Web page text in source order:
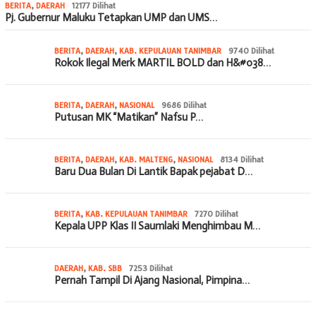
BERITA, DAERAH 12177 Dilihat
Pj. Gubernur Maluku Tetapkan UMP dan UMS…
BERITA, DAERAH, KAB. KEPULAUAN TANIMBAR 9740 Dilihat
Rokok Ilegal Merk MARTIL BOLD dan H&#038…
BERITA, DAERAH, NASIONAL 9686 Dilihat
Putusan MK “Matikan” Nafsu P…
BERITA, DAERAH, KAB. MALTENG, NASIONAL 8134 Dilihat
Baru Dua Bulan Di Lantik Bapak pejabat D…
BERITA, KAB. KEPULAUAN TANIMBAR 7270 Dilihat
Kepala UPP Klas II Saumlaki Menghimbau M…
DAERAH, KAB. SBB 7253 Dilihat
Pernah Tampil Di Ajang Nasional, Pimpina…